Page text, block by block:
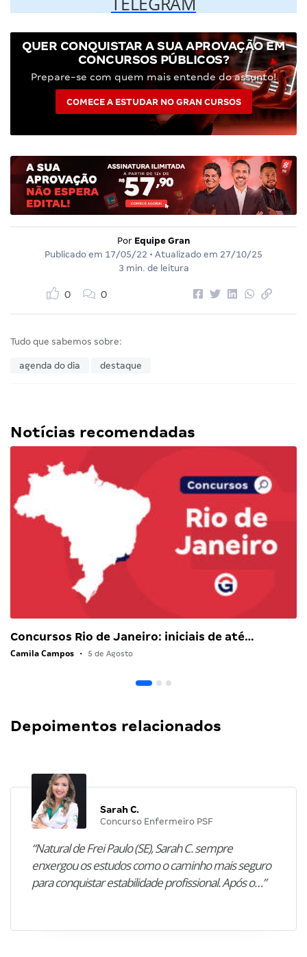
QUER CONQUISTAR A SUA APROVAÇÃO EM
CONCURSOS PÚBLICOS?
Prepare-se com quem mais entende do assunto!
COMECE A ESTUDAR NO GRAN CURSOS
Por Equipe Gran
Publicado em 17/05/22 • Atualizado em 27/10/25
3 min. de leitura
0 0
Tudo que sabemos sobre:
agenda do dia destaque
Notícias recomendadas
Concursos Rio de Janeiro: iniciais de até…
Camila Campos • 5 de Agosto
Depoimentos relacionados
Sarah C.
Concurso Enfermeiro PSF
“Natural de Frei Paulo (SE), Sarah C. sempre
enxergou os estudos como o caminho mais seguro
para conquistar estabilidade profissional. Após o…”